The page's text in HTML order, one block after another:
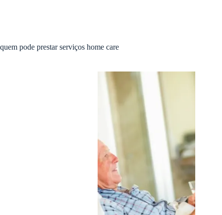
quem pode prestar serviços home care